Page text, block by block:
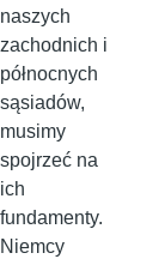
naszych
zachodnich i
północnych
sąsiadów,
musimy
spojrzeć na
ich
fundamenty.
Niemcy